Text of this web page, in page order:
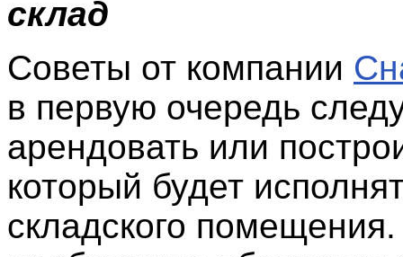
склад
Советы от компании
в первую очередь
арендовать или
который будет
складского